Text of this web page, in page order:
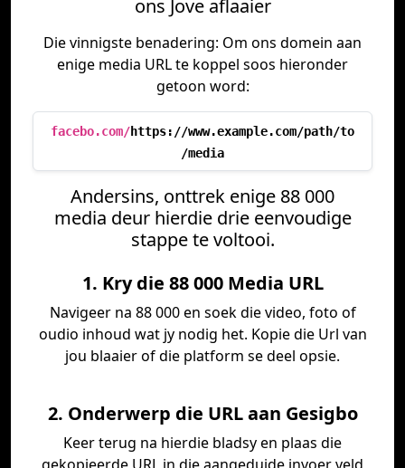
ons Jove aflaaier
Die vinnigste benadering: Om ons domein aan
enige media URL te koppel soos hieronder
getoon word:
facebo.com/https://www.example.com/path/to
/media
Andersins, onttrek enige 88 000
media deur hierdie drie eenvoudige
stappe te voltooi.
1. Kry die 88 000 Media URL
Navigeer na 88 000 en soek die video, foto of
oudio inhoud wat jy nodig het. Kopie die Url van
jou blaaier of die platform se deel opsie.
2. Onderwerp die URL aan Gesigbo
Keer terug na hierdie bladsy en plaas die